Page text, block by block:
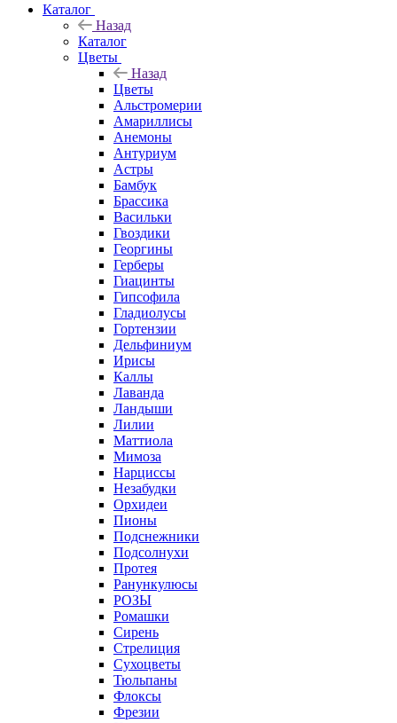
Каталог
Назад
Каталог
Цветы
Назад
Цветы
Альстромерии
Амариллисы
Анемоны
Антуриум
Астры
Бамбук
Брассика
Васильки
Гвоздики
Георгины
Герберы
Гиацинты
Гипсофила
Гладиолусы
Гортензии
Дельфиниум
Ирисы
Каллы
Лаванда
Ландыши
Лилии
Маттиола
Мимоза
Нарциссы
Незабудки
Орхидеи
Пионы
Подснежники
Подсолнухи
Протея
Ранункулюсы
РОЗЫ
Ромашки
Сирень
Стрелиция
Сухоцветы
Тюльпаны
Флоксы
Фрезии